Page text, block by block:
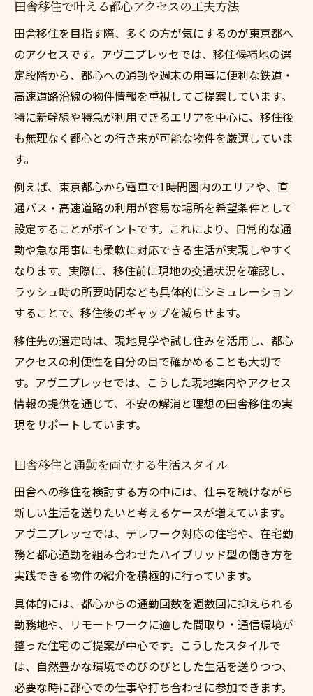
田舎移住で叶える都心アクセスの工夫方法
田舎移住を目指す際、多くの方が気にするのが東京都へ
のアクセスです。アヴ二プレッセでは、移住候補地の選
定段階から、都心への通勤や週末の用事に便利な鉄道・
高速道路沿線の物件情報を重視してご提案しています。
特に新幹線や特急が利用できるエリアを中心に、移住後
も無理なく都心との行き来が可能な物件を厳選していま
す。
例えば、東京都心から電車で1時間圏内のエリアや、直
通バス・高速道路の利用が容易な場所を希望条件として
設定することがポイントです。これにより、日常的な通
勤や急な用事にも柔軟に対応できる生活が実現しやすく
なります。実際に、移住前に現地の交通状況を確認し、
ラッシュ時の所要時間なども具体的にシミュレーション
することで、移住後のギャップを減らせます。
移住先の選定時は、現地見学や試し住みを活用し、都心
アクセスの利便性を自分の目で確かめることも大切で
す。アヴ二プレッセでは、こうした現地案内やアクセス
情報の提供を通じて、不安の解消と理想の田舎移住の実
現をサポートしています。
田舎移住と通勤を両立する生活スタイル
田舎への移住を検討する方の中には、仕事を続けながら
新しい生活を送りたいと考えるケースが増えています。
アヴ二プレッセでは、テレワーク対応の住宅や、在宅勤
務と都心通勤を組み合わせたハイブリッド型の働き方を
実践できる物件の紹介を積極的に行っています。
具体的には、都心からの通勤回数を週数回に抑えられる
勤務地や、リモートワークに適した間取り・通信環境が
整った住宅のご提案が中心です。こうしたスタイルで
は、自然豊かな環境でのびのびとした生活を送りつつ、
必要な時に都心での仕事や打ち合わせに参加できます。